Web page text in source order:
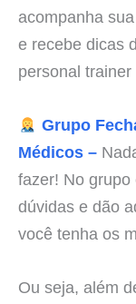
acompanha
e recebe dicas
personal trainer
Grupo
Médicos –
fazer! No grupo
dúvidas e dão
você tenha os
Ou seja, além